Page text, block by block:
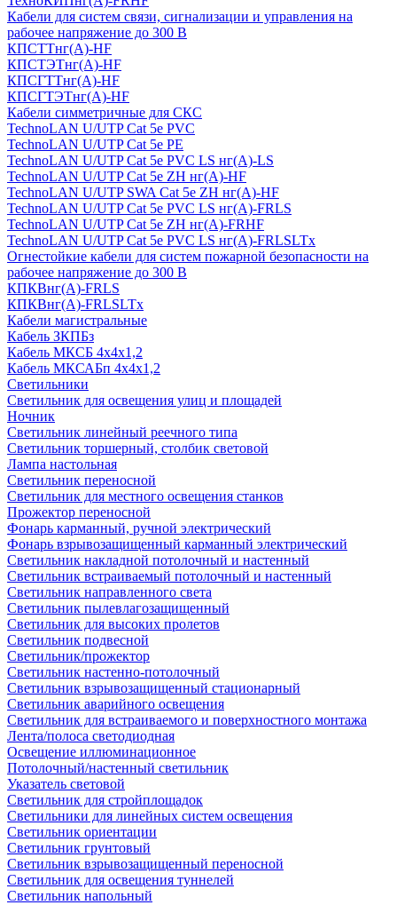
Кабели для систем связи, сигнализации и управления на
рабочее напряжение до 300 В
КПСТТнг(A)-HF
КПСТЭТнг(A)-HF
КПСГТТнг(A)-HF
КПСГТЭТнг(A)-HF
Кабели симметричные для СКС
TechnoLAN U/UTP Cat 5e PVC
TechnoLAN U/UTP Cat 5e PE
TechnoLAN U/UTP Cat 5e PVC LS нг(A)-LS
TechnoLAN U/UTP Cat 5e ZH нг(A)-HF
TechnoLAN U/UTP SWA Cat 5e ZH нг(A)-HF
TechnoLAN U/UTP Cat 5e PVC LS нг(A)-FRLS
TechnoLAN U/UTP Cat 5e ZH нг(A)-FRHF
TechnoLAN U/UTP Cat 5e PVC LS нг(A)-FRLSLTx
Огнестойкие кабели для систем пожарной безопасности на
рабочее напряжение до 300 В
КПКВнг(A)-FRLS
КПКВнг(A)-FRLSLTx
Кабели магистральные
Кабель ЗКПБз
Кабель МКСБ 4х4х1,2
Кабель МКСАБп 4х4х1,2
Светильники
Светильник для освещения улиц и площадей
Ночник
Светильник линейный реечного типа
Светильник торшерный, столбик световой
Лампа настольная
Светильник переносной
Светильник для местного освещения станков
Прожектор переносной
Фонарь карманный, ручной электрический
Фонарь взрывозащищенный карманный электрический
Светильник накладной потолочный и настенный
Светильник встраиваемый потолочный и настенный
Светильник направленного света
Светильник пылевлагозащищенный
Светильник для высоких пролетов
Светильник подвесной
Светильник/прожектор
Светильник настенно-потолочный
Светильник взрывозащищенный стационарный
Светильник аварийного освещения
Светильник для встраиваемого и поверхностного монтажа
Лента/полоса светодиодная
Освещение иллюминационное
Потолочный/настенный светильник
Указатель световой
Светильник для стройплощадок
Светильники для линейных систем освещения
Светильник ориентации
Светильник грунтовый
Светильник взрывозащищенный переносной
Светильник для освещения туннелей
Светильник напольный